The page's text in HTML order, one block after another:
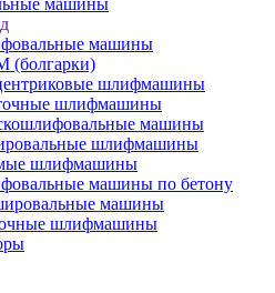
машины
машины
шлифмашины
шлифмашины
машины
шлифмашины
шлифмашины
машины по бетону
машины
шлифмашины